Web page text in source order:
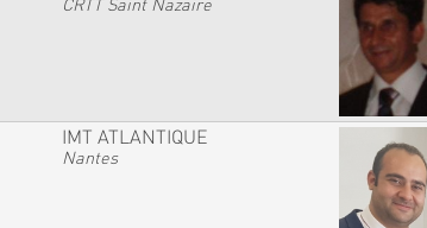
IMT ATLANTIQUE
Nantes